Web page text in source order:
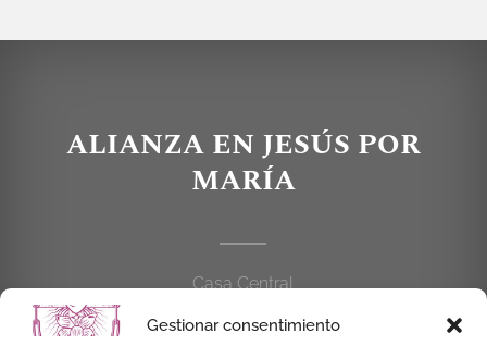
Gestionar consentimiento
ALIANZA EN JESÚS POR
MARÍA
Casa Central
C/Cardenal Cisneros, 55